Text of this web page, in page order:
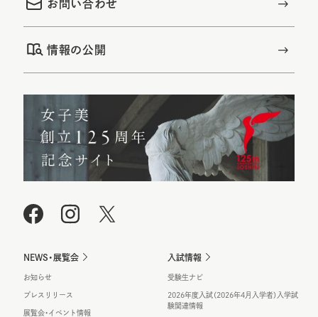
お問い合わせ
情報の公開
NEWS・展覧会
お知らせ
プレスリリース
展覧会・イベント情報
入試情報
受験生ナビ
2026年度入試（2026年4月入学者）入学試
験関連情報